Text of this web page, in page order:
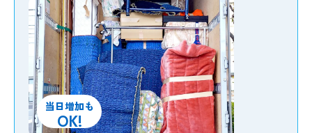
当日増加も
OK!